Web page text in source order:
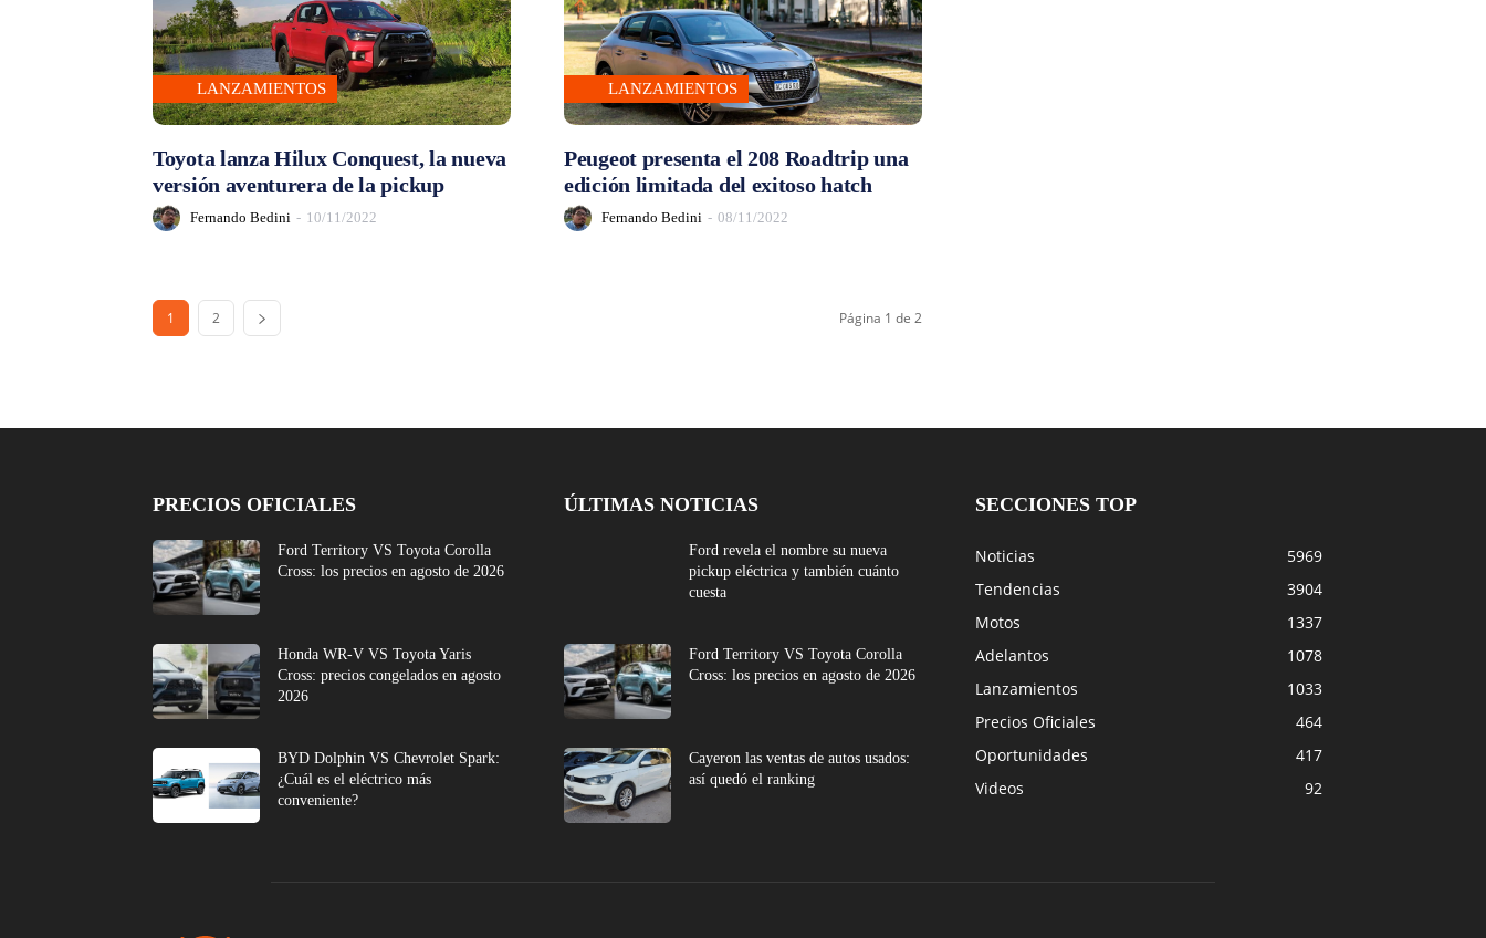
LANZAMIENTOS
Toyota lanza Hilux Conquest, la nueva
versión aventurera de la pickup
Fernando Bedini - 10/11/2022
LANZAMIENTOS
Peugeot presenta el 208 Roadtrip una
edición limitada del exitoso hatch
Fernando Bedini - 08/11/2022
1 2 Página 1 de 2
PRECIOS OFICIALES
Ford Territory VS Toyota Corolla
Cross: los precios en agosto de 2026
Honda WR-V VS Toyota Yaris
Cross: precios congelados en agosto
2026
BYD Dolphin VS Chevrolet Spark:
¿Cuál es el eléctrico más
conveniente?
ÚLTIMAS NOTICIAS
Ford revela el nombre su nueva
pickup eléctrica y también cuánto
cuesta
Ford Territory VS Toyota Corolla
Cross: los precios en agosto de 2026
Cayeron las ventas de autos usados:
así quedó el ranking
SECCIONES TOP
Noticias
5969
Tendencias
3904
Motos
1337
Adelantos
1078
Lanzamientos
1033
Precios Oficiales
464
Oportunidades
417
Videos
92